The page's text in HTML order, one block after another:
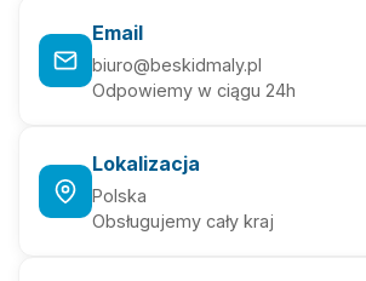
Email
biuro@beskidmaly.pl
Odpowiemy w ciągu 24h
Lokalizacja
Polska
Obsługujemy cały kraj